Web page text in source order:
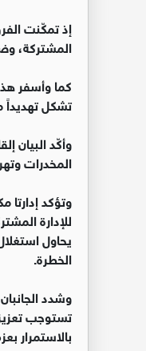
إذ تمكّنت
المشتركة،
كما وأسفر
تشكل تهديداً
وأكّد البيان
المخدرات
وتؤكد إدارتا
للإدارة
يحاول
الخطرة.
وشدد
تستوجب تعزيز
بالاستمرار